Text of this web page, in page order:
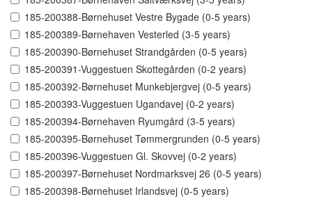
185-200388-Børnehuset Vestre Bygade (0-5 years)
185-200389-Børnehaven Vesterled (3-5 years)
185-200390-Børnehuset Strandgården (0-5 years)
185-200391-Vuggestuen Skottegården (0-2 years)
185-200392-Børnehuset Munkebjergvej (0-5 years)
185-200393-Vuggestuen Ugandavej (0-2 years)
185-200394-Børnehaven Ryumgård (3-5 years)
185-200395-Børnehuset Tømmergrunden (0-5 years)
185-200396-Vuggestuen Gl. Skovvej (0-2 years)
185-200397-Børnehuset Nordmarksvej 26 (0-5 years)
185-200398-Børnehuset Irlandsvej (0-5 years)